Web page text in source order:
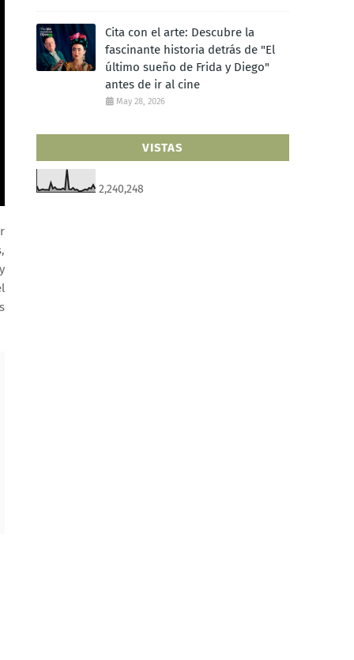
Cita con el arte: Descubre la
fascinante historia detrás de "El
último sueño de Frida y Diego"
antes de ir al cine
May 28, 2026
VISTAS
2,240,248